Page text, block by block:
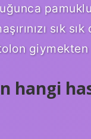
sık
giymekten
hangi